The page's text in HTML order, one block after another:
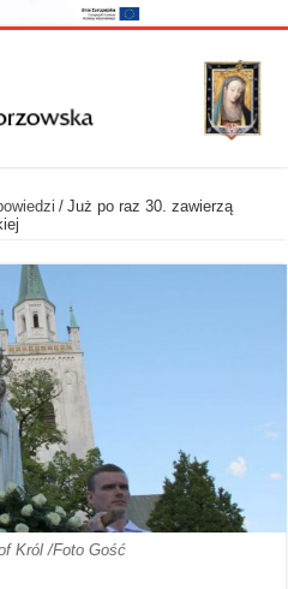
/ Już po raz 30. zawierzą
Król /Foto Gość